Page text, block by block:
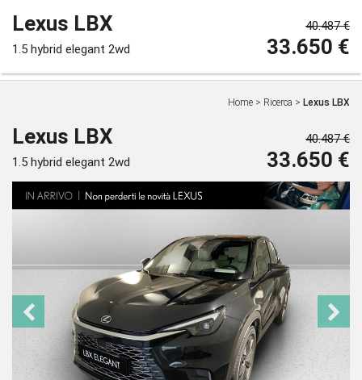
Home > Ricerca > Lexus LBX
Lexus LBX
1.5 hybrid elegant 2wd
40.487 €
33.650 €
Lexus LBX
1.5 hybrid elegant 2wd
40.487 €
33.650 €